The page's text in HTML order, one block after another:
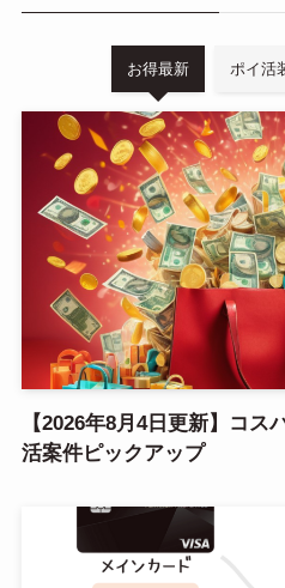
お得最新 ポイ活
【2026年8月4日更新】コス
活案件ピックアップ